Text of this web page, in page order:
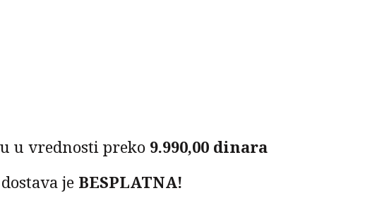
u vrednosti preko 9.990,00 dinara
dostava je BESPLATNA!